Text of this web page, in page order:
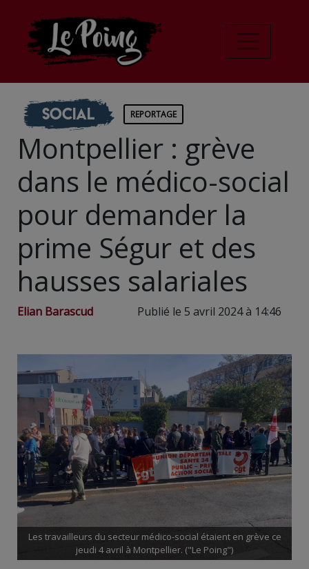
Social REPORTAGE
Montpellier : grève
dans le médico-social
pour demander la
prime Ségur et des
hausses salariales
Elian Barascud Publié le 5 avril 2024 à 14:46
Les travailleurs du secteur médico-social étaient en grève ce
jeudi 4 avril à Montpellier. ("Le Poing")